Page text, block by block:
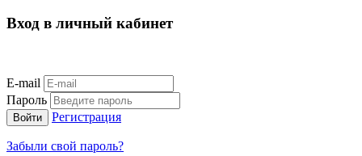
Вход в личный кабинет
E-mail
Пароль
Регистрация
Забыли свой пароль?